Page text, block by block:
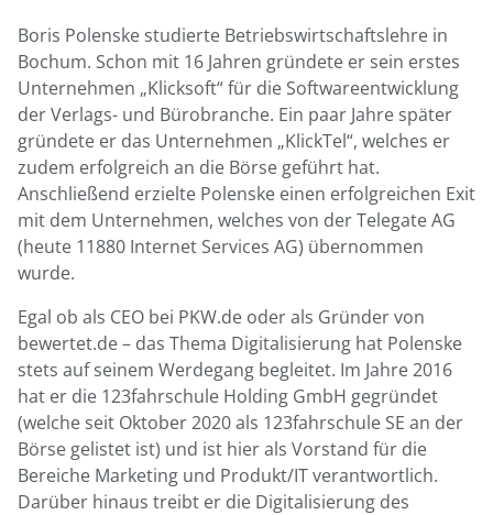
Boris Polenske studierte Betriebswirtschaftslehre in
Bochum. Schon mit 16 Jahren gründete er sein erstes
Unternehmen „Klicksoft“ für die Softwareentwicklung
der Verlags- und Bürobranche. Ein paar Jahre später
gründete er das Unternehmen „KlickTel“, welches er
zudem erfolgreich an die Börse geführt hat.
Anschließend erzielte Polenske einen erfolgreichen Exit
mit dem Unternehmen, welches von der Telegate AG
(heute 11880 Internet Services AG) übernommen
wurde.
Egal ob als CEO bei PKW.de oder als Gründer von
bewertet.de – das Thema Digitalisierung hat Polenske
stets auf seinem Werdegang begleitet. Im Jahre 2016
hat er die 123fahrschule Holding GmbH gegründet
(welche seit Oktober 2020 als 123fahrschule SE an der
Börse gelistet ist) und ist hier als Vorstand für die
Bereiche Marketing und Produkt/IT verantwortlich.
Darüber hinaus treibt er die Digitalisierung des